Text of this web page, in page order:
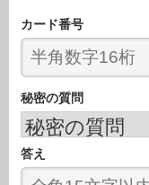
カード番号
秘密の質問
答え